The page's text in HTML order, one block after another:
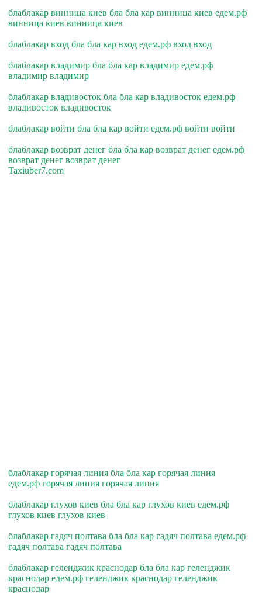
блаблакар винница киев бла бла кар винница киев едем.рф
винница киев винница киев
блаблакар вход бла бла кар вход едем.рф вход вход
блаблакар владимир бла бла кар владимир едем.рф
владимир владимир
блаблакар владивосток бла бла кар владивосток едем.рф
владивосток владивосток
блаблакар войти бла бла кар войти едем.рф войти войти
блаблакар возврат денег бла бла кар возврат денег едем.рф
возврат денег возврат денег
Taxiuber7.com
блаблакар горячая линия бла бла кар горячая линия
едем.рф горячая линия горячая линия
блаблакар глухов киев бла бла кар глухов киев едем.рф
глухов киев глухов киев
блаблакар гадяч полтава бла бла кар гадяч полтава едем.рф
гадяч полтава гадяч полтава
блаблакар геленджик краснодар бла бла кар геленджик
краснодар едем.рф геленджик краснодар геленджик
краснодар